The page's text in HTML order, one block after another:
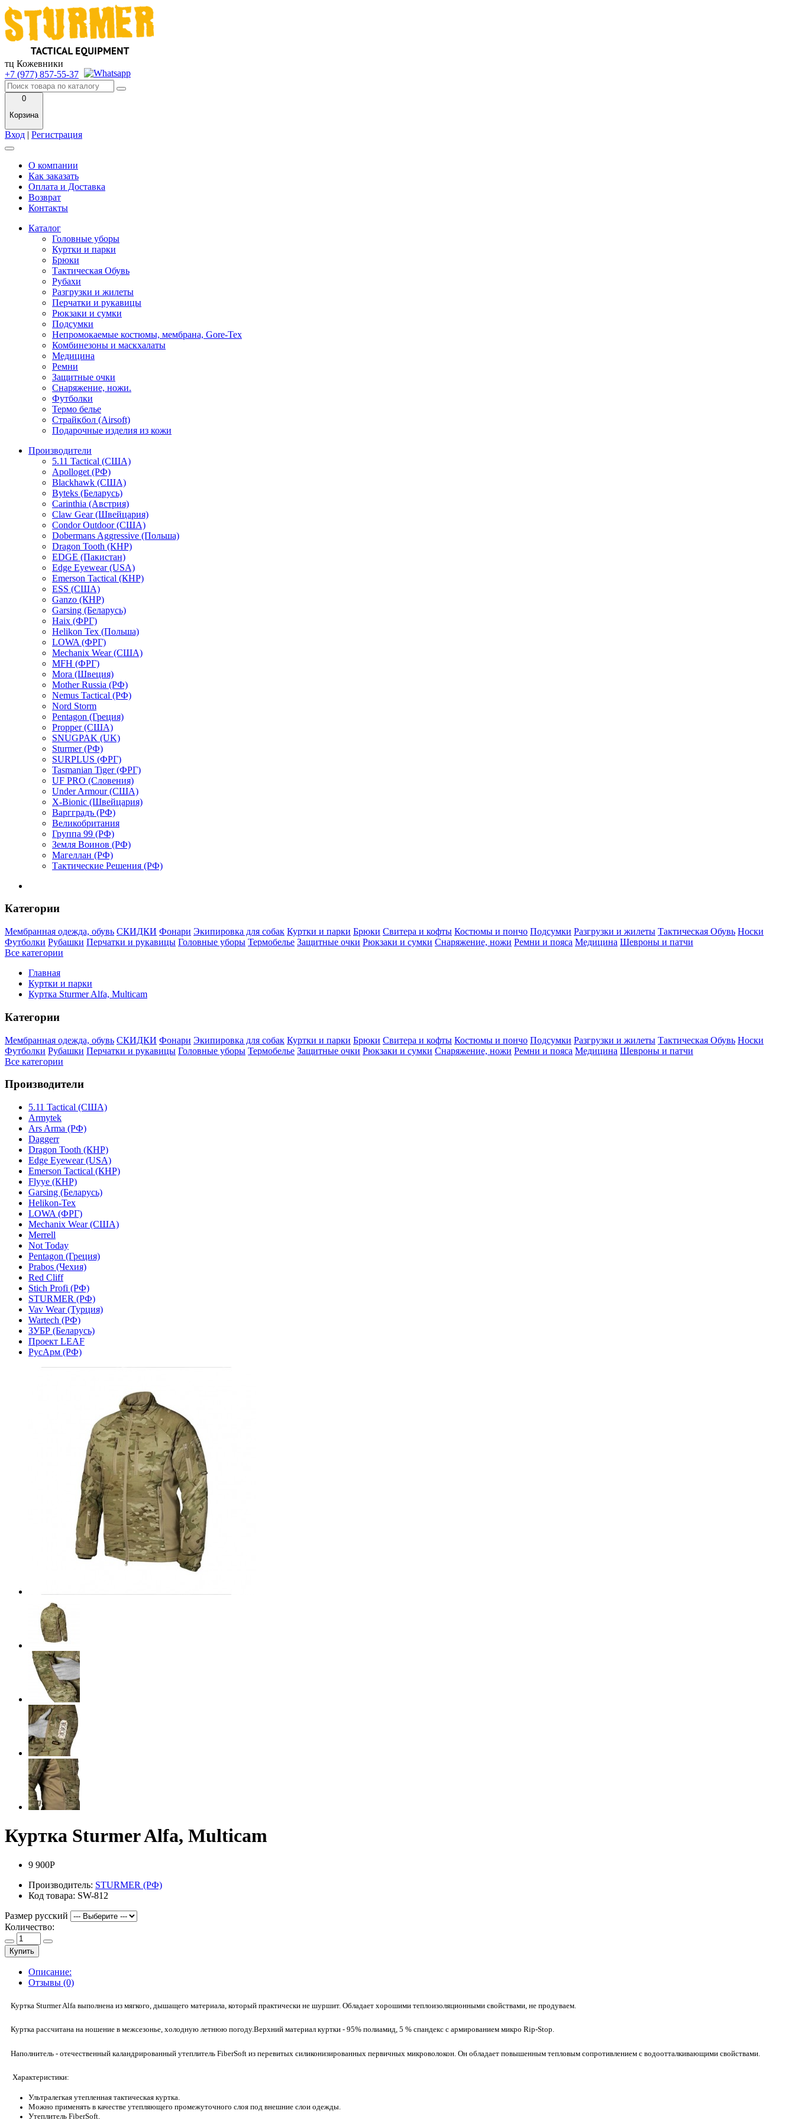
тц Кожевники
+7 (977) 857-55-37
0
Корзина
Вход | Регистрация
О компании
Как заказать
Оплата и Доставка
Возврат
Контакты
Каталог
Головные уборы
Куртки и парки
Брюки
Тактическая Обувь
Рубахи
Разгрузки и жилеты
Перчатки и рукавицы
Рюкзаки и сумки
Подсумки
Непромокаемые костюмы, мембрана, Gore-Tex
Комбинезоны и маскхалаты
Медицина
Ремни
Защитные очки
Снаряжение, ножи.
Футболки
Термо белье
Страйкбол (Airsoft)
Подарочные изделия из кожи
Производители
5.11 Tactical (США)
Apolloget (РФ)
Blackhawk (США)
Byteks (Беларусь)
Carinthia (Австрия)
Claw Gear (Швейцария)
Condor Outdoor (США)
Dobermans Aggressive (Польша)
Dragon Tooth (КНР)
EDGE (Пакистан)
Edge Eyewear (USA)
Emerson Tactical (КНР)
ESS (США)
Ganzo (КНР)
Garsing (Беларусь)
Haix (ФРГ)
Helikon Tex (Польша)
LOWA (ФРГ)
Mechanix Wear (США)
MFH (ФРГ)
Mora (Швеция)
Mother Russia (РФ)
Nemus Tactical (РФ)
Nord Storm
Pentagon (Греция)
Propper (США)
SNUGPAK (UK)
Sturmer (РФ)
SURPLUS (ФРГ)
Tasmanian Tiger (ФРГ)
UF PRO (Словения)
Under Armour (США)
X-Bionic (Швейцария)
Варгградъ (РФ)
Великобритания
Группа 99 (РФ)
Земля Воинов (РФ)
Магеллан (РФ)
Тактические Решения (РФ)
Категории
Мембранная одежда, обувь СКИДКИ Фонари Экипировка для собак Куртки и парки Брюки Свитера и кофты Костюмы и пончо Подсумки Разгрузки и жилеты Тактическая Обувь Носки
Футболки Рубашки Перчатки и рукавицы Головные уборы Термобелье Защитные очки Рюкзаки и сумки Снаряжение, ножи Ремни и пояса Медицина Шевроны и патчи
Все категории
Главная
Куртки и парки
Куртка Sturmer Alfa, Multicam
Категории
Мембранная одежда, обувь СКИДКИ Фонари Экипировка для собак Куртки и парки Брюки Свитера и кофты Костюмы и пончо Подсумки Разгрузки и жилеты Тактическая Обувь Носки
Футболки Рубашки Перчатки и рукавицы Головные уборы Термобелье Защитные очки Рюкзаки и сумки Снаряжение, ножи Ремни и пояса Медицина Шевроны и патчи
Все категории
Производители
5.11 Tactical (США)
Armytek
Ars Arma (РФ)
Daggerr
Dragon Tooth (КНР)
Edge Eyewear (USA)
Emerson Tactical (КНР)
Flyye (КНР)
Garsing (Беларусь)
Helikon-Tex
LOWA (ФРГ)
Mechanix Wear (США)
Merrell
Not Today
Pentagon (Греция)
Prabos (Чехия)
Red Cliff
Stich Profi (РФ)
STURMER (РФ)
Vav Wear (Турция)
Wartech (РФ)
ЗУБР (Беларусь)
Проект LEAF
РусАрм (РФ)
Куртка Sturmer Alfa, Multicam
9 900Р
Производитель: STURMER (РФ)
Код товара: SW-812
Размер русский
Количество:
Купить
Описание:
Отзывы (0)
Куртка Sturmer Alfa выполнена из мягкого, дышащего материала, который практически не шуршит. Обладает хорошими теплоизоляционными свойствами, не продуваем.
Куртка рассчитана на ношение в межсезонье, холодную летнюю погоду.Верхний материал куртки - 95% полиамид, 5 % спандекс с армированием микро Rip-Stop.
Наполнитель - отечественный каландрированный утеплитель FiberSoft из перевитых силиконизированных первичных микроволокон. Он обладает повышенным тепловым сопротивлением с водоотталкивающими свойствами.
Характеристики:
Ультралегкая утепленная тактическая куртка.
Можно применять в качестве утепляющего промежуточного слоя под внешние слои одежды.
Утеплитель FiberSoft.